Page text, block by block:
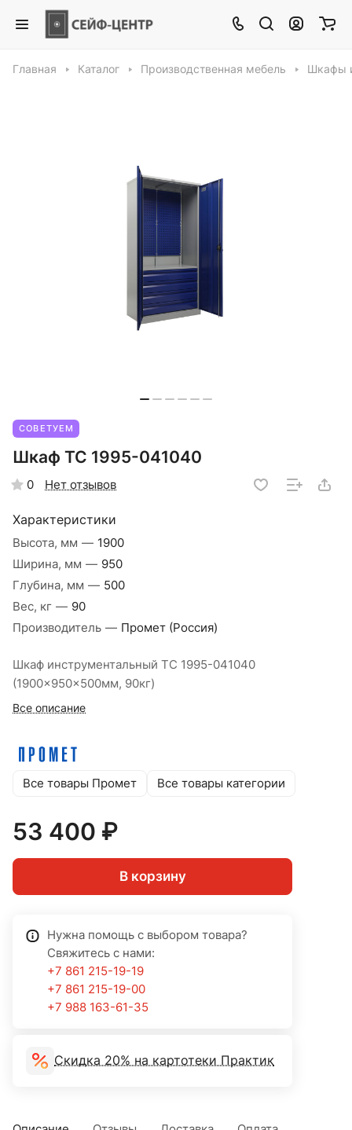
Главная Каталог Производственная мебель Шкафы
СОВЕТУЕМ
Шкаф ТС 1995-041040
0 Нет отзывов
Характеристики
Высота, мм — 1900
Ширина, мм — 950
Глубина, мм — 500
Вес, кг — 90
Производитель — Промет (Россия)
Шкаф инструментальный ТС 1995-041040
(1900x950x500мм, 90кг)
Все описание
Все товары Промет Все товары категории
53 400 ₽
В корзину
Нужна помощь с выбором товара?
Свяжитесь с нами:
+7 861 215-19-19
+7 861 215-19-00
+7 988 163-61-35
Скидка 20% на картотеки Практик